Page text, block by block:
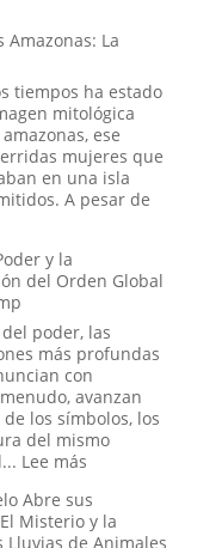
Amazonas: La
tiempos ha estado
mitológica
ese
mujeres que
en una isla
A pesar de
y la
del Orden Global
poder, las
más profundas
con
avanzan
los símbolos, los
del mismo
Lee más:
Poder
y
Abre sus
Misterio y la
Lluvias de Animales